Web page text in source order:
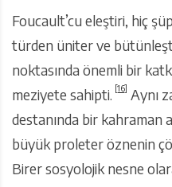
Foucault’cu eleştiri, hiç
türden üniter ve
noktasında önemli bir
meziyete sahipti. [16] Aynı
destanında bir
büyük proleter öznenin
Birer sosyolojik nesne